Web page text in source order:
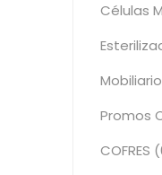
Células
Promos
COFRES